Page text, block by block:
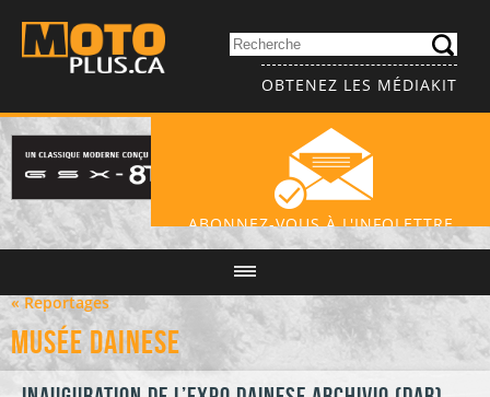
OBTENEZ LES MÉDIAKIT
ABONNEZ-VOUS À L'INFOLETTRE
« Reportages
Musée Dainese